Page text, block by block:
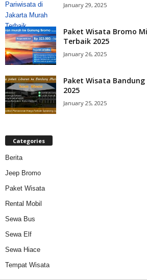
January 29, 2025
Paket Wisata Bromo
Terbaik 2025
January 26, 2025
Paket Wisata
2025
January 25, 2025
Categories
Berita
Jeep Bromo
Paket Wisata
Rental Mobil
Sewa Bus
Sewa Elf
Sewa Hiace
Tempat Wisata